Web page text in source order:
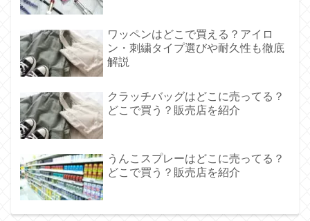
ワッペンはどこで買える？アイロ
ン・刺繍タイプ選びや耐久性も徹底
解説
クラッチバッグはどこに売ってる？
どこで買う？販売店を紹介
うんこスプレーはどこに売ってる？
どこで買う？販売店を紹介